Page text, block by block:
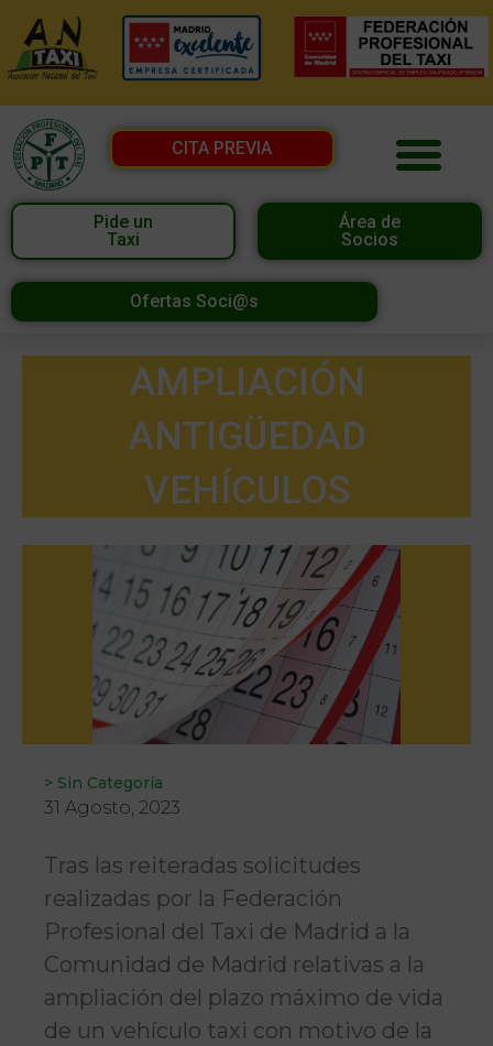
CITA PREVIA
Pide un
Taxi
Área de
Socios
Ofertas Soci@s
AMPLIACIÓN
ANTIGÜEDAD
VEHÍCULOS
> Sin Categoría
31 Agosto, 2023
Tras las reiteradas solicitudes
realizadas por la Federación
Profesional del Taxi de Madrid a la
Comunidad de Madrid relativas a la
ampliación del plazo máximo de vida
de un vehículo taxi con motivo de la